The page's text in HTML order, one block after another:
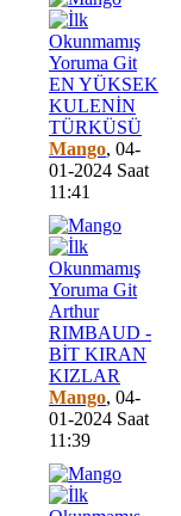
EN YÜKSEK
KULENİN
TÜRKÜSÜ
Mango, 04-
01-2024 Saat
11:41
Arthur
RIMBAUD -
BİT KIRAN
KIZLAR
Mango, 04-
01-2024 Saat
11:39